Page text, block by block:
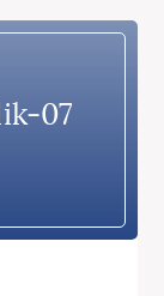
07